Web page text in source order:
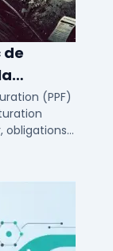
de
(PPF)
obligations